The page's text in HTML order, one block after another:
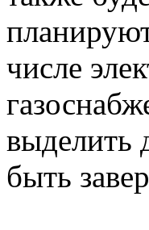
числе
выделить
быть